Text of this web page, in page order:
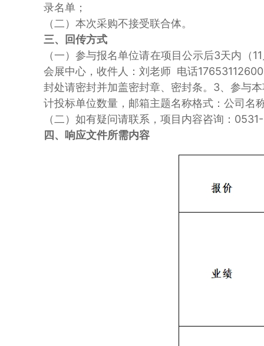
录名单；
（二）本次采购不接受联合体。
三、回传方式
（一）参与报名单位请在项目公示后3天内（
会展中心，收件人：刘老师 电话
封处请密封并加盖密封章、密封条。3、参与
计投标单位数量，邮箱主题名称格式：公司名
（二）如有疑问请联系，项目内容咨询：
四、响应文件所需内容